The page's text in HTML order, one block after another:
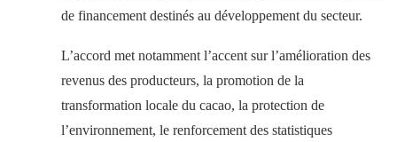
de financement destinés au développement du secteur.
L’accord met notamment l’accent sur l’amélioration des
revenus des producteurs, la promotion de la
transformation locale du cacao, la protection de
l’environnement, le renforcement des statistiques